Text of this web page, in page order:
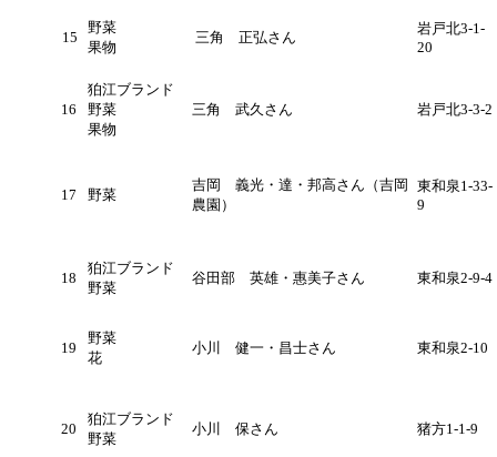
15
野菜
果物
三角 正弘さん
岩戸北3-1-
20
16
狛江ブランド
野菜
果物
三角 武久さん 岩戸北3-3-2
17 野菜
吉岡 義光・達・邦高さん（吉岡
農園）
東和泉1-33-
9
18
狛江ブランド
野菜
谷田部 英雄・惠美子さん 東和泉2-9-4
19
野菜
花
小川 健一・昌士さん 東和泉2-10
20
狛江ブランド
野菜
小川 保さん 猪方1-1-9